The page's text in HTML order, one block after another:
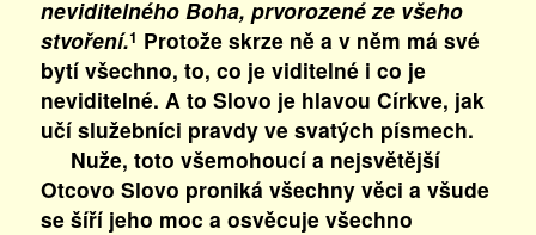
neviditelného Boha, prvorozené ze všeho
stvoření.1 Protože skrze ně a v něm má své
bytí všechno, to, co je viditelné i co je
neviditelné. A to Slovo je hlavou Církve, jak
učí služebníci pravdy ve svatých písmech.
Nuže, toto všemohoucí a nejsvětější
Otcovo Slovo proniká všechny věci a všude
se šíří jeho moc a osvěcuje všechno